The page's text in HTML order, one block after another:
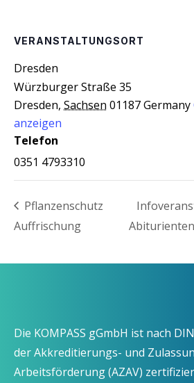
VERANSTALTUNGSORT
Dres­den
Würzburger Straße 35
Dresden, Sachsen 01187Germany
anzeigen
Telefon
0351 4793310
Pflan­zen­schutz
Auffrischung
Die KOMPASS gGmbH ist nach
der Akkreditierungs- und
Arbeitsförderung (AZAV)